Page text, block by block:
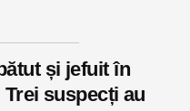
și jefuit în
suspecți au